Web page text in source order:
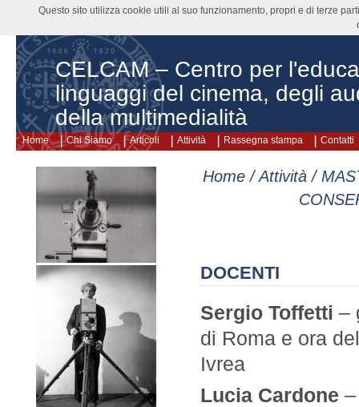
CELCAM – Centro per
linguaggi del cinema, degli
della multimedialità
Home Chi Siamo Articoli Attività Rassegna stampa Contatti
Home /Attività /
DOCENTI
Sergio Toffetti –
di Roma e ora
Ivrea
Lucia Cardone
Questo sito utilizza cookie utili al suo funzionamento, propri e di terze